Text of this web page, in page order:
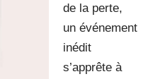
de la perte,
un événement
inédit
s’apprête à